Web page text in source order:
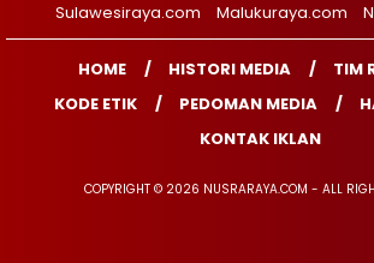
Sulawesiraya.com
Malukuraya.com
HOME HISTORI MEDIA
TIM
KODE ETIK
PEDOMAN MEDIA
KONTAK IKLAN
COPYRIGHT © 2026 NUSRARAYA.COM - ALL